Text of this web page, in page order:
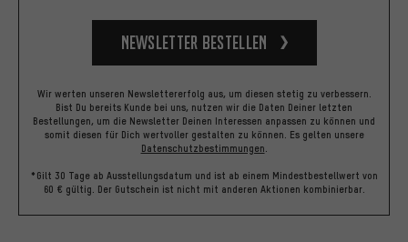
Newsletter bestellen
Wir werten unseren Newslettererfolg aus, um diesen stetig zu verbessern.
Bist Du bereits Kunde bei uns, nutzen wir die Daten Deiner letzten
Bestellungen, um die Newsletter Deinen Interessen anpassen zu können und
somit diesen für Dich wertvoller gestalten zu können. Es gelten unsere
Datenschutzbestimmungen
*Gilt 30 Tage ab Ausstellungsdatum und ist ab einem Mindestbestellwert von
60 € gültig. Der Gutschein ist nicht mit anderen Aktionen kombinierbar.